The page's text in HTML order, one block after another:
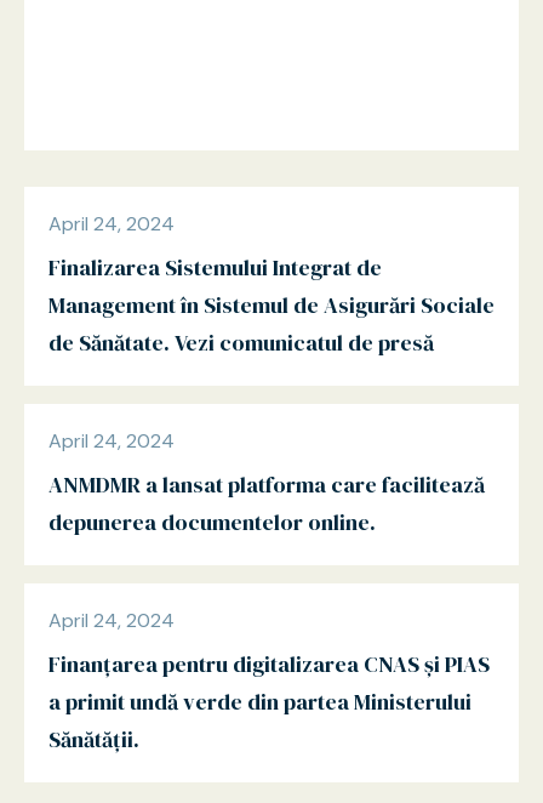
Finalizarea Sistemului Integrat de
Management în Sistemul de Asigurări Sociale
de Sănătate. Vezi comunicatul de presă
April 24, 2024
ANMDMR a lansat platforma care facilitează
depunerea documentelor online.
April 24, 2024
Finanțarea pentru digitalizarea CNAS și PIAS
a primit undă verde din partea Ministerului
Sănătății.
April 24, 2024